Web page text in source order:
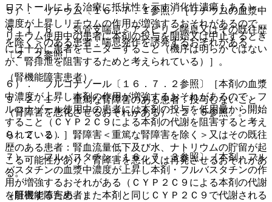
５）． リチウム〔１６．７．１参照〕［リチウムの血漿中
濃度が上昇しリチウムの作用が増強するおそれがあるので、
リチウム使用中の患者に本剤の投与を開始又は中止するとき
には十分に患者をモニターすること（機序は明らかではない
が、腎排泄を阻害するためと考えられている）］。
６）． フルコナゾール〔１６．７．２参照〕［本剤の血漿
中濃度が上昇し本剤の作用が増強するおそれがあるので、フ
ルコナゾール使用中の患者には本剤の投与を低用量から開始
すること（ＣＹＰ２Ｃ９による本剤の代謝を阻害すると考え
られている）］。
７）． フルバスタチン〔１６．７．３参照〕［本剤・フル
バスタチンの血漿中濃度が上昇し本剤・フルバスタチンの作
用が増強するおそれがある（ＣＹＰ２Ｃ９による本剤の代謝
を阻害するため、また本剤と同じＣＹＰ２Ｃ９で代謝される
ロストールによる治療に抵抗性を示す消化性潰瘍もある）。
９．１．６． 気管支喘息＜アスピリン喘息又はその既往歴
を除く＞のある患者：喘息発作を誘発するおそれがある
〔２．２参照〕。
（腎機能障害患者）
９．２．１． 重篤な腎障害のある患者：投与しないこと
（腎障害を悪化させるおそれがある）〔２．５参照〕。
９．２．２． 腎障害＜重篤な腎障害を除く＞又はその既往
歴のある患者：腎血流量低下及び水、ナトリウムの貯留が起
こる可能性があり、腎障害を悪化又は再発させるおそれがあ
る。
（肝機能障害患者）